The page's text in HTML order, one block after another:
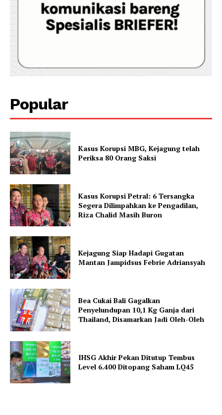
Popular
Kasus Korupsi MBG, Kejagung telah
Periksa 80 Orang Saksi
Kasus Korupsi Petral: 6 Tersangka
Segera Dilimpahkan ke Pengadilan,
Riza Chalid Masih Buron
Kejagung Siap Hadapi Gugatan
Mantan Jampidsus Febrie Adriansyah
Bea Cukai Bali Gagalkan
Penyelundupan 10,1 Kg Ganja dari
Thailand, Disamarkan Jadi Oleh-Oleh
IHSG Akhir Pekan Ditutup Tembus
Level 6.400 Ditopang Saham LQ45